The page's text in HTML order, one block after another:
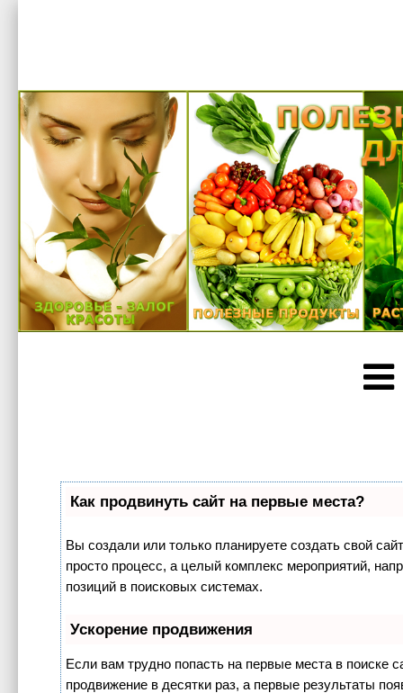
Как продвинуть сайт на первые места?
Вы создали или только планируете создать свой
просто процесс, а целый комплекс мероприятий,
позиций в поисковых системах.
Ускорение продвижения
Если вам трудно попасть на первые места в поиске
продвижение в десятки раз, а первые результаты